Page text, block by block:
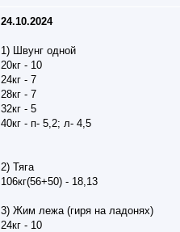
24.10.2024
1) Швунг одной
20кг - 10
24кг - 7
28кг - 7
32кг - 5
40кг - п- 5,2; л- 4,5
2) Тяга
106кг(56+50) - 18,13
3) Жим лежа (гиря на ладонях)
24кг - 10